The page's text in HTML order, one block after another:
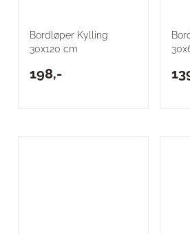
Bordløper Kylling
30x120 cm
198,-